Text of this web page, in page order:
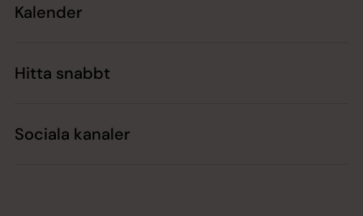
Kalender
Hitta snabbt
Sociala kanaler